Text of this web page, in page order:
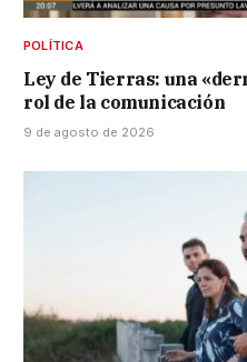
POLÍTICA
Ley de Tierras: una
rol de la comunicación
9 de agosto de 2026